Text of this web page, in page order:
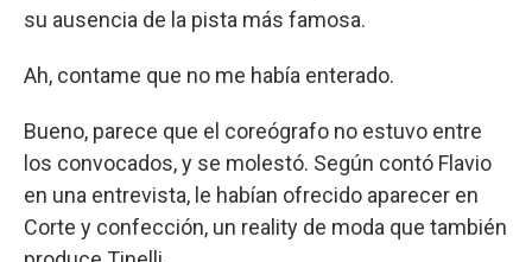
su ausencia de la pista más famosa.
Ah, contame que no me había enterado.
Bueno, parece que el coreógrafo no estuvo entre
los convocados, y se molestó. Según contó Flavio
en una entrevista, le habían ofrecido aparecer en
Corte y confección, un reality de moda que también